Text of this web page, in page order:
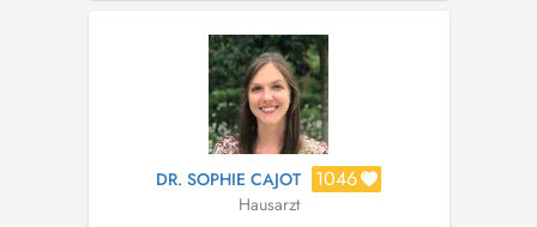
domaines dintérêt incluent notamment la pé...
DR. SOPHIE CAJOT 1046
Hausarzt